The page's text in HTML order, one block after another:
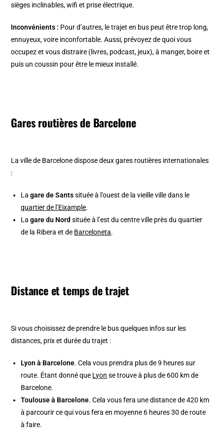
sièges inclinables, wifi et prise électrique.
Inconvénients : Pour d’autres, le trajet en bus peut être trop long,
ennuyeux, voire inconfortable. Aussi, prévoyez de quoi vous
occupez et vous distraire (livres, podcast, jeux), à manger, boire et
puis un coussin pour être le mieux installé.
Gares routières de Barcelone
La ville de Barcelone dispose deux gares routières internationales
:
Lagare de Santssituée à l’ouest de la vieille ville dans le
quartier de l’Eixample.
Lagare du Nord située à l’est du centre ville près du quartier
de la Ribera et de Barceloneta.
Distance et temps de trajet
Si vous choisissez de prendre le bus quelques infos sur les
distances, prix et durée du trajet :
Lyon à Barcelone. Cela vous prendra plus de 9 heures sur
route. Étant donné que Lyon se trouve à plus de 600 km de
Barcelone.
Toulouse à Barcelone. Cela vous fera une distance de 420 km
à parcourir ce qui vous fera en moyenne 6 heures 30 de route
à faire.